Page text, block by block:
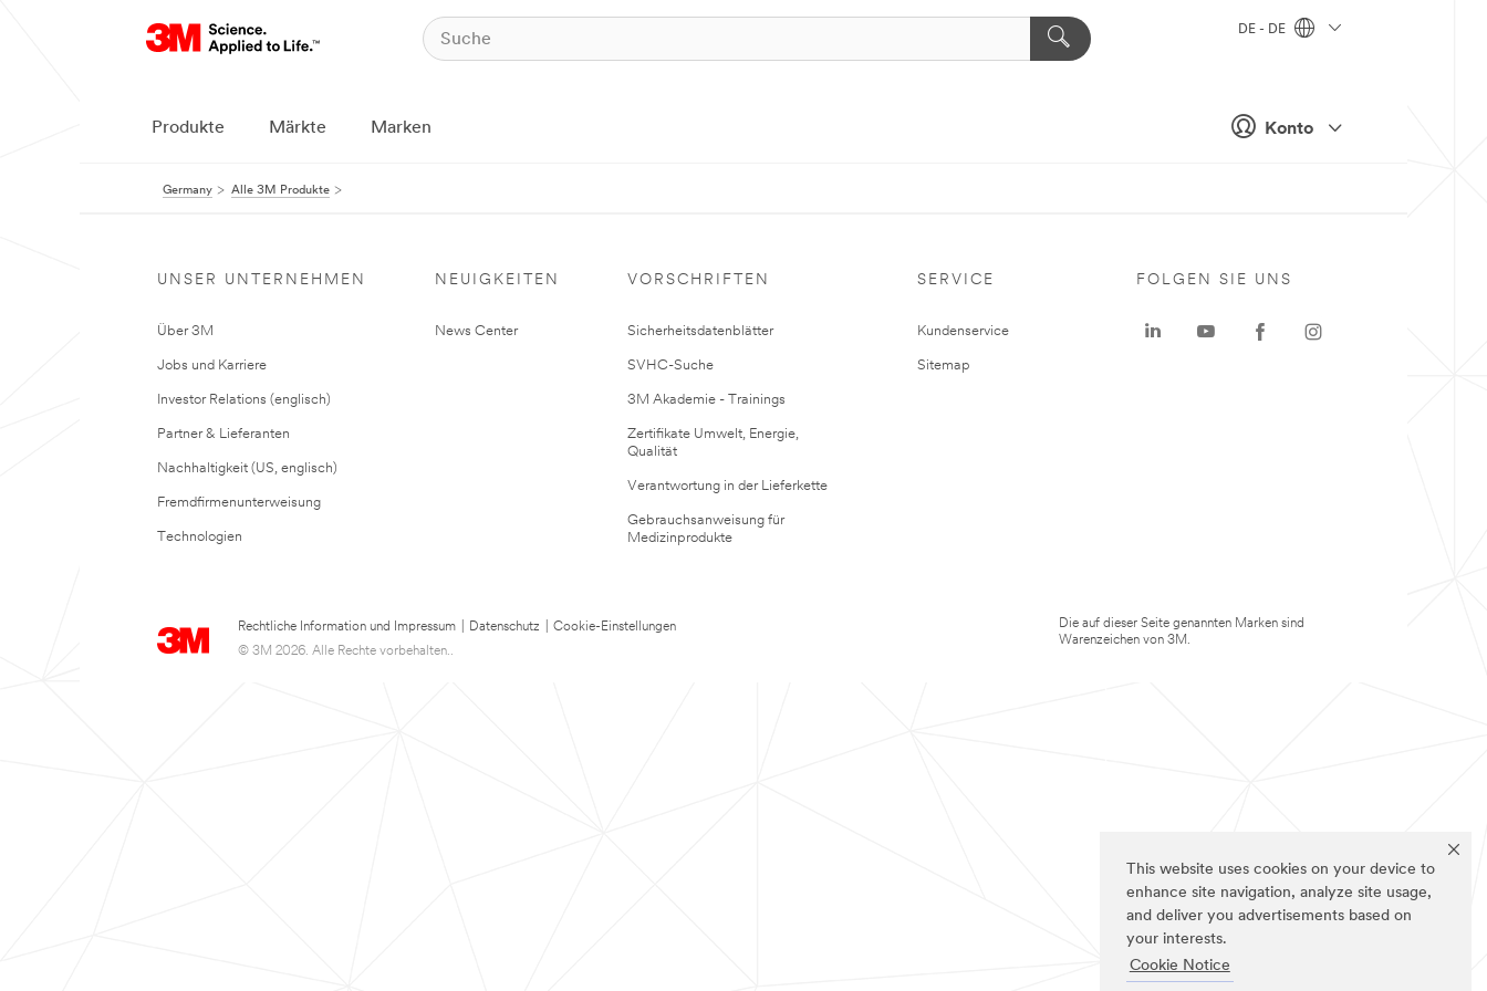
This website uses cookies on your device to
enhance site navigation, analyze site usage,
and deliver you advertisements based on
your interests.
Cookie Notice
Konto
DE - DE
Produkte Märkte Marken
Germany Alle 3M Produkte
UNSER UNTERNEHMEN
Über 3M
Jobs und Karriere
Investor Relations (englisch)
Partner & Lieferanten
Nachhaltigkeit (US, englisch)
Fremdfirmenunterweisung
Technologien
NEUIGKEITEN
News Center
VORSCHRIFTEN
Sicherheitsdatenblätter
SVHC-Suche
3M Akademie - Trainings
Zertifikate Umwelt, Energie,
Qualität
Verantwortung in der Lieferkette
Gebrauchsanweisung für
Medizinprodukte
SERVICE
Kundenservice
Sitemap
Rechtliche Information und Impressum Datenschutz
Cookie-Einstellungen
© 3M 2026. Alle Rechte vorbehalten..
FOLGEN SIE UNS
Die auf dieser Seite genannten Marken sind
Warenzeichen von 3M.